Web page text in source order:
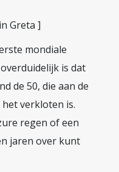
Greta ]
mondiale
is dat
de 50, die aan de
het verkloten is.
regen of een
jaren over kunt